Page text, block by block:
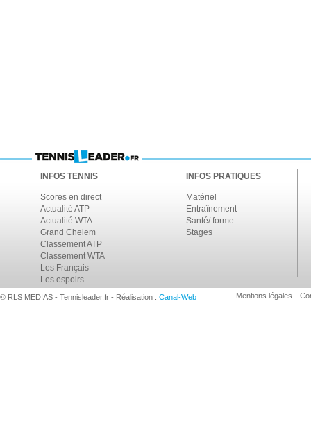
INFOS TENNIS
Scores en direct
Actualité ATP
Actualité WTA
Grand Chelem
Classement ATP
Classement WTA
Les Français
Les espoirs
INFOS PRATIQUES
Matériel
Entraînement
Santé/ forme
Stages
© RLS MEDIAS - Tennisleader.fr - Réalisation : Canal-Web Mentions légales